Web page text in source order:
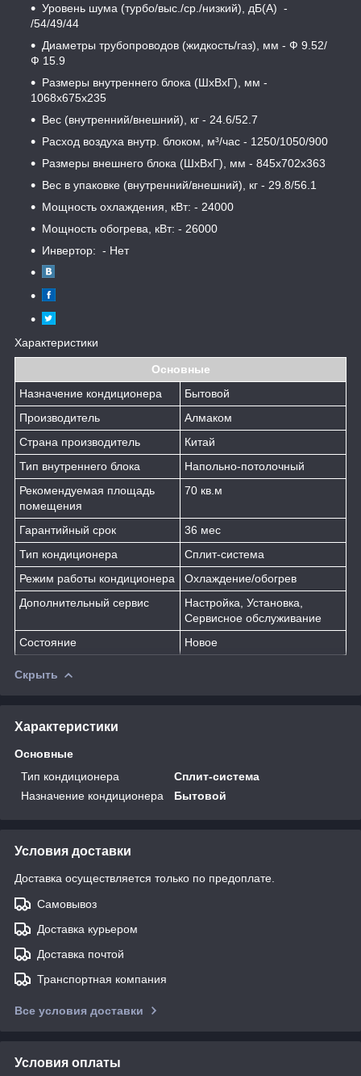
Уровень шума (турбо/выс./ср./низкий), дБ(А) -
/54/49/44
Диаметры трубопроводов (жидкость/газ), мм - Ф 9.52/
Ф 15.9
Размеры внутреннего блока (ШхВхГ), мм -
1068х675х235
Вес (внутренний/внешний), кг - 24.6/52.7
Расход воздуха внутр. блоком, м³/час - 1250/1050/900
Размеры внешнего блока (ШхВхГ), мм - 845х702х363
Вес в упаковке (внутренний/внешний), кг - 29.8/56.1
Мощность охлаждения, кВт: - 24000
Мощность обогрева, кВт: - 26000
Инвертор: - Нет
Характеристики
Основные
Назначение кондиционера
Бытовой
Производитель
Алмаком
Страна производитель
Китай
Тип внутреннего блока
Напольно-потолочный
Рекомендуемая площадь
помещения
70 кв.м
Гарантийный срок
36 мес
Тип кондиционера
Сплит-система
Режим работы кондиционера
Охлаждение/обогрев
Дополнительный сервис
Настройка, Установка,
Сервисное обслуживание
Состояние
Новое
Скрыть
Характеристики
Основные
Тип кондиционера
Сплит-система
Назначение кондиционера
Бытовой
Условия доставки
Доставка осуществляется только по предоплате.
Самовывоз
Доставка курьером
Доставка почтой
Транспортная компания
Все условия доставки
Условия оплаты